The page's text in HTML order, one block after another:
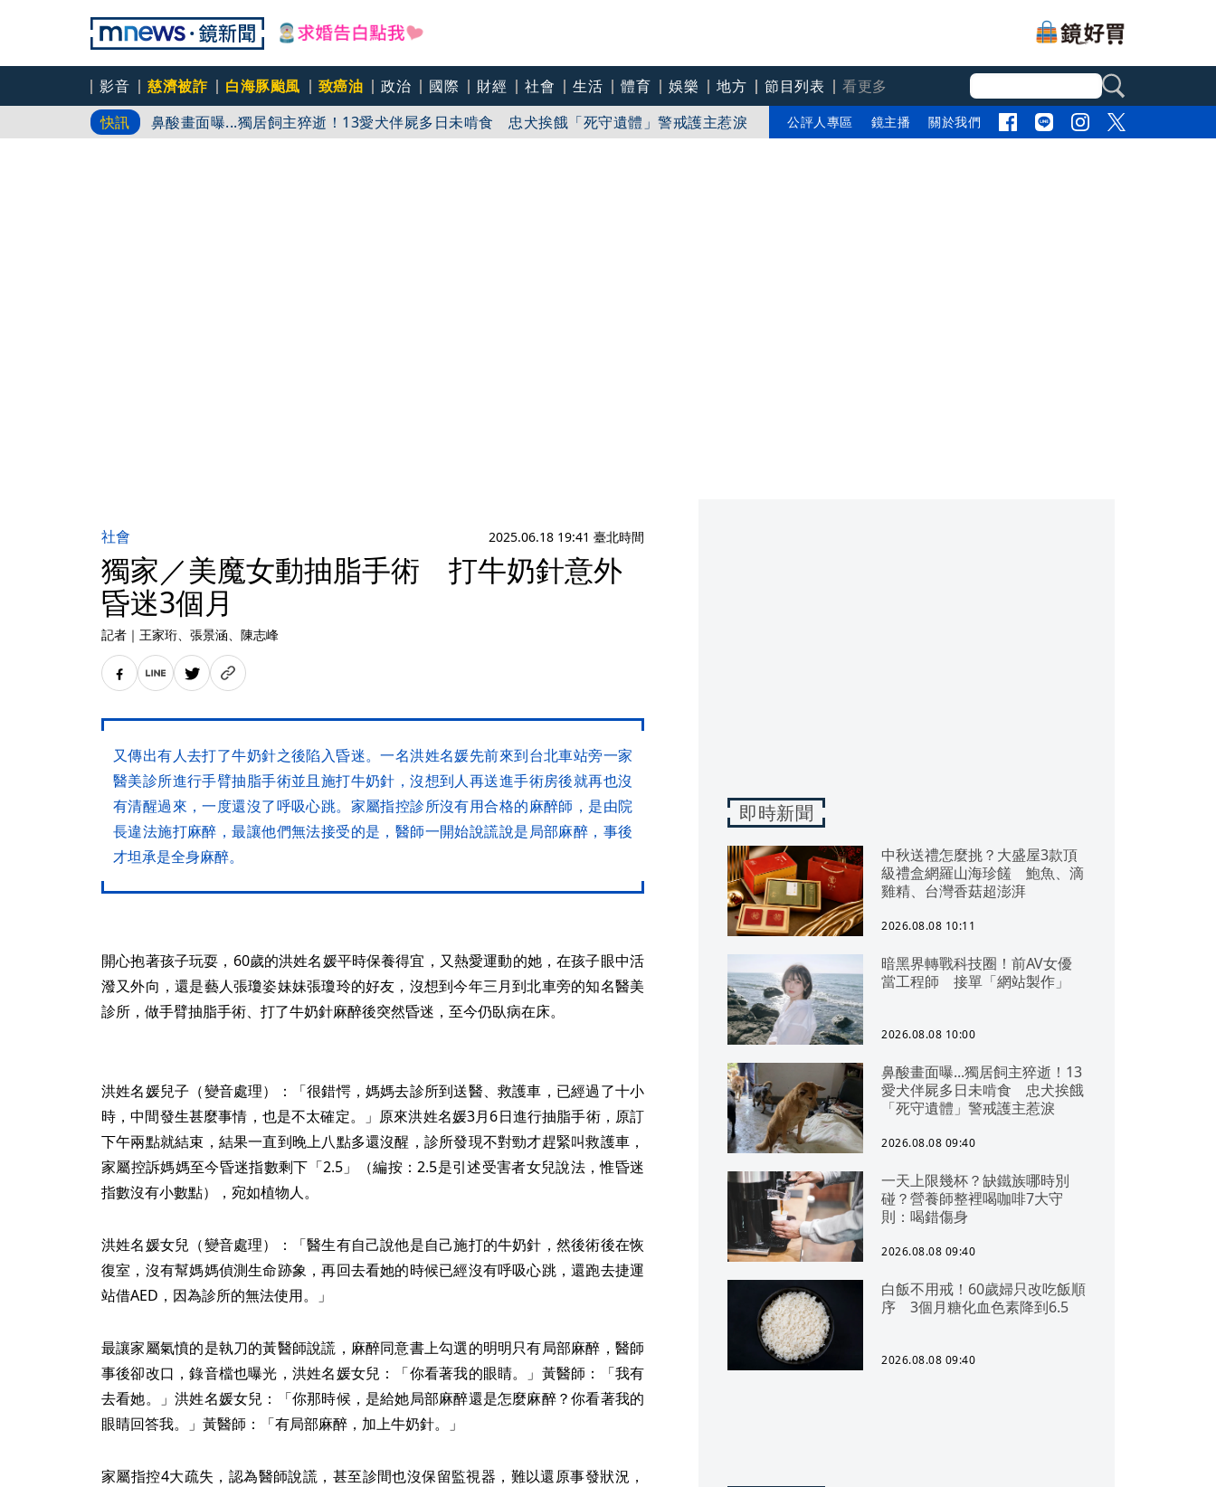
影音 慈濟被詐 白海豚颱風 致癌油 政治 國際 財經 社會 生活 體育 娛樂 地方 節目列表
看更多
快訊
暗黑界轉戰科技圈！前AV女優當工程師 接單「網站製作」
鼻酸畫面曝...獨居飼主猝逝！13愛犬伴屍多日未啃食 忠犬挨餓「死守遺體」警戒護主惹淚
一天上限幾杯？缺鐵族哪時別碰？營養師整裡喝咖啡7大守則：喝錯傷身
公評人專區 鏡主播 關於我們
社會 2025.06.18 19:41 臺北時間
獨家／美魔女動抽脂手術 打牛奶針意外
昏迷3個月
記者 ｜ 王家珩、張景涵、陳志峰
又傳出有人去打了牛奶針之後陷入昏迷。一名洪姓名媛先前來到台北車站旁一家
醫美診所進行手臂抽脂手術並且施打牛奶針，沒想到人再送進手術房後就再也沒
有清醒過來，一度還沒了呼吸心跳。家屬指控診所沒有用合格的麻醉師，是由院
長違法施打麻醉，最讓他們無法接受的是，醫師一開始說謊說是局部麻醉，事後
才坦承是全身麻醉。
開心抱著孩子玩耍，60歲的洪姓名媛平時保養得宜，又熱愛運動的她，在孩子眼中活
潑又外向，還是藝人張瓊姿妹妹張瓊玲的好友，沒想到今年三月到北車旁的知名醫美
診所，做手臂抽脂手術、打了牛奶針麻醉後突然昏迷，至今仍臥病在床。
洪姓名媛兒子（變音處理）：「很錯愕，媽媽去診所到送醫、救護車，已經過了十小
時，中間發生甚麼事情，也是不太確定。」原來洪姓名媛3月6日進行抽脂手術，原訂
下午兩點就結束，結果一直到晚上八點多還沒醒，診所發現不對勁才趕緊叫救護車，
家屬控訴媽媽至今昏迷指數剩下「2.5」（編按：2.5是引述受害者女兒說法，惟昏迷
指數沒有小數點），宛如植物人。
洪姓名媛女兒（變音處理）：「醫生有自己說他是自己施打的牛奶針，然後術後在恢
復室，沒有幫媽媽偵測生命跡象，再回去看她的時候已經沒有呼吸心跳，還跑去捷運
站借AED，因為診所的無法使用。」
最讓家屬氣憤的是執刀的黃醫師說謊，麻醉同意書上勾選的明明只有局部麻醉，醫師
事後卻改口，錄音檔也曝光，洪姓名媛女兒：「你看著我的眼睛。」黃醫師：「我有
去看她。」洪姓名媛女兒：「你那時候，是給她局部麻醉還是怎麼麻醉？你看著我的
眼睛回答我。」黃醫師：「有局部麻醉，加上牛奶針。」
家屬指控4大疏失，認為醫師說謊，甚至診間也沒保留監視器，難以還原事發狀況，
即時新聞
中秋送禮怎麼挑？大盛屋3款頂
級禮盒網羅山海珍饈 鮑魚、滴
雞精、台灣香菇超澎湃
2026.08.08 10:11
暗黑界轉戰科技圈！前AV女優
當工程師 接單「網站製作」
2026.08.08 10:00
鼻酸畫面曝...獨居飼主猝逝！13
愛犬伴屍多日未啃食 忠犬挨餓
「死守遺體」警戒護主惹淚
2026.08.08 09:40
一天上限幾杯？缺鐵族哪時別
碰？營養師整裡喝咖啡7大守
則：喝錯傷身
2026.08.08 09:40
白飯不用戒！60歲婦只改吃飯順
序 3個月糖化血色素降到6.5
2026.08.08 09:40